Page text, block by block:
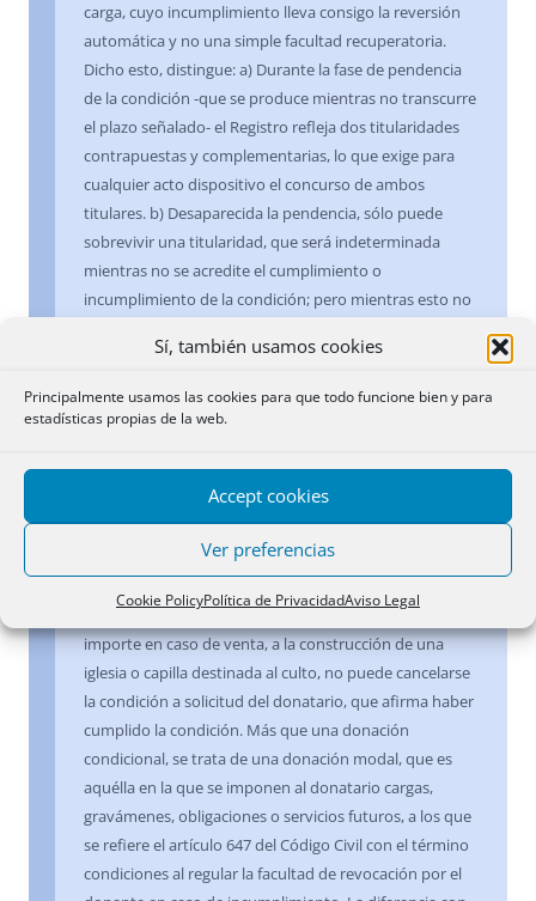
Sí, también usamos cookies
Principalmente usamos las cookies para que todo funcione bien y para
estadísticas propias de la web.
Accept cookies
Ver preferencias
Cookie PolicyPolítica de PrivacidadAviso Legal
carga, cuyo incumplimiento lleva consigo la reversión
automática y no una simple facultad recuperatoria.
Dicho esto, distingue: a) Durante la fase de pendencia
de la condición -que se produce mientras no transcurre
el plazo señalado- el Registro refleja dos titularidades
contrapuestas y complementarias, lo que exige para
cualquier acto dispositivo el concurso de ambos
titulares. b) Desaparecida la pendencia, sólo puede
sobrevivir una titularidad, que será indeterminada
mientras no se acredite el cumplimiento o
incumplimiento de la condición; pero mientras esto no
impedir que se inscriba una transmisión del pleno
interesados sin justificar el hecho que debería producir
Impuesta al donatario: efectos.- Inscrita una finca
para el caso de que el donatario no la destinase, o su
importe en caso de venta, a la construcción de una
iglesia o capilla destinada al culto, no puede cancelarse
la condición a solicitud del donatario, que afirma haber
cumplido la condición. Más que una donación
condicional, se trata de una donación modal, que es
aquélla en la que se imponen al donatario cargas,
gravámenes, obligaciones o servicios futuros, a los que
se refiere el artículo 647 del Código Civil con el término
condiciones al regular la facultad de revocación por el